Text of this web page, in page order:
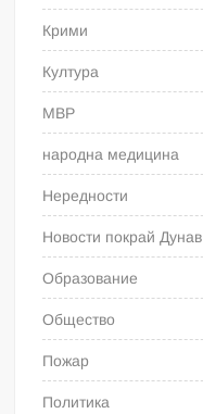
Крими
Култура
МВР
народна медицина
Нередности
Новости покрай Дунав
Образование
Общество
Пожар
Политика